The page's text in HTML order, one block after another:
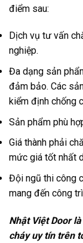
điểm sau:
Dịch vụ tư vấn
nghiệp.
Đa dạng sản
đảm bảo. Các
kiểm định chống
Sản phẩm phù
Giá thành phải
mức giá tốt nhất
Đội ngũ thi công
mang đến công
Nhật Việt Door
cháy uy tín trên